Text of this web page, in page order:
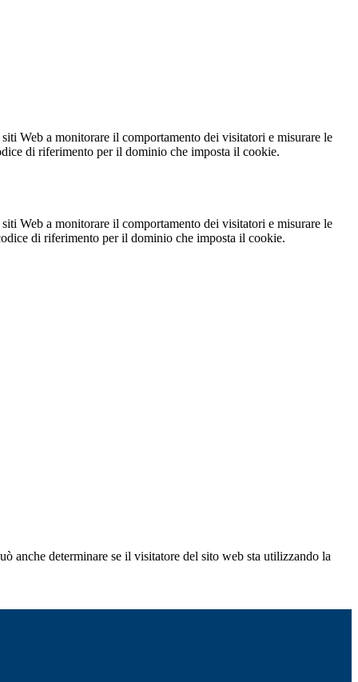
Web a monitorare il comportamento dei visitatori e misurare le
di riferimento per il dominio che imposta il cookie.
Web a monitorare il comportamento dei visitatori e misurare le
di riferimento per il dominio che imposta il cookie.
anche determinare se il visitatore del sito web sta utilizzando la